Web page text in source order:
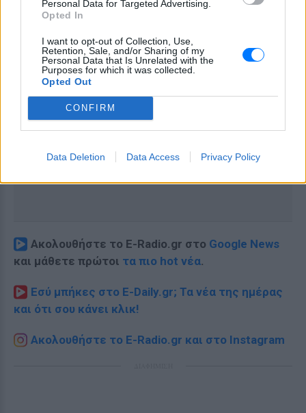
Personal Data for Targeted Advertising.
Opted In
I want to opt-out of Collection, Use,
Retention, Sale, and/or Sharing of my
Personal Data that Is Unrelated with the
Purposes for which it was collected.
Opted Out
CONFIRM
Data Deletion Data Access Privacy Policy
Ακολουθήστε το E-Radio.gr στο Google News
και μάθετε πρώτοι τα πιο hot νέα.
Εσύ μπήκες στο E-Daily.gr; Τα νέα της ημέρας
και ότι σου κάνει κλικ!
Ακολουθήστε το E-Radio.gr και στο Instagram